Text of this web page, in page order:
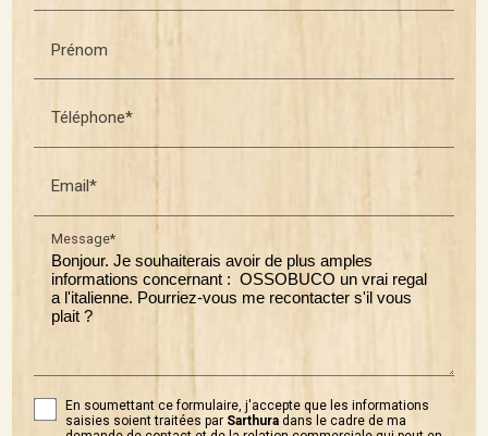
Prénom
Téléphone*
Email*
Message*
En soumettant ce formulaire, j'accepte que les informations
saisies soient traitées par Sarthura dans le cadre de ma